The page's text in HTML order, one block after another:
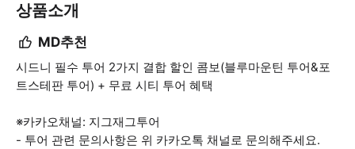
상품소개
MD추천
시드니 필수 투어 2가지 결합 할인 콤보(블루마운틴 투어&포
트스테판 투어) + 무료 시티 투어 혜택
※카카오채널: 지그재그투어
- 투어 관련 문의사항은 위 카카오톡 채널로 문의해주세요.